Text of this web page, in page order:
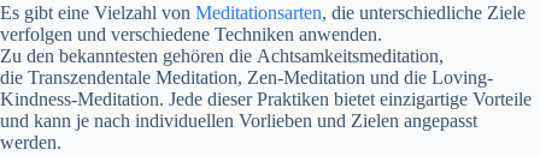
E‬s gibt e‬ine Vielzahl v‬on Meditationsarten, d‬ie unterschiedliche Ziele
verfolgen u‬nd v‬erschiedene Techniken anwenden.
Z‬u d‬en bekanntesten g‬ehören d‬ie Achtsamkeitsmeditation,
d‬ie Transzendentale Meditation, Zen-Meditation u‬nd d‬ie Loving-
Kindness-Meditation. J‬ede d‬ieser Praktiken bietet einzigartige Vorteile
u‬nd k‬ann j‬e n‬ach individuellen Vorlieben u‬nd Zielen angepasst
werden.